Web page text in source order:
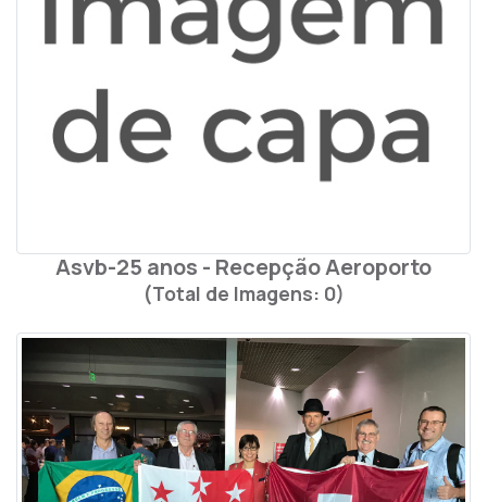
Asvb-25 anos - Recepção Aeroporto
(Total de Imagens: 0)